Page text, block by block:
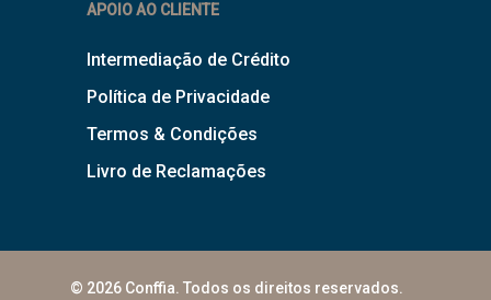
APOIO AO CLIENTE
Intermediação de Crédito
Política de Privacidade
Termos & Condições
Livro de Reclamações
© 2026 Conffia. Todos os direitos reservados.